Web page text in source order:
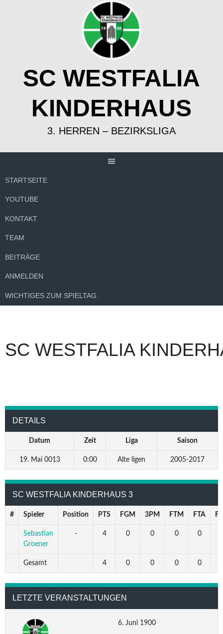
SC WESTFALIA
KINDERHAUS
3. HERREN – BEZIRKSLIGA
STARTSEITE
YOUTUBE
KONTAKT
TEAM
BEITRÄGE
ANMELDEN
WICHTIGES ZUM SPIELTAG
SC WESTFALIA
DETAILS
Datum Zeit Liga Saison
19. Mai 0013 0:00 Alte ligen 2005-2017
SC WESTFALIA KINDERHAUS 3
# Spieler Position PTS FGM 3PM FTM FTA
Sebastian
Groener
- 4 0 0 0 0
Gesamt 4 0 0 0 0
LETZTE VERANSTALTUNGEN
6. Juni 1900